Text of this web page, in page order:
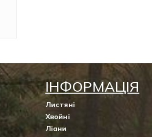
ІНФОРМАЦІЯ
Листяні
Хвойні
Ліани